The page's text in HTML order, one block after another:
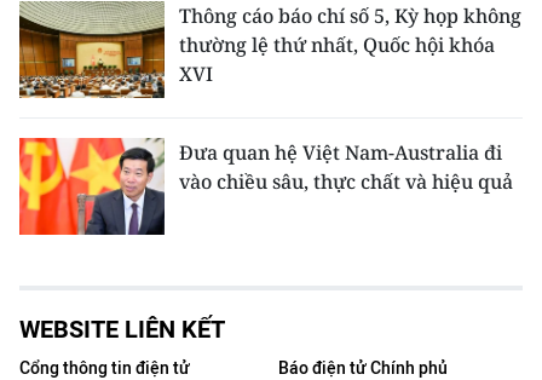
Thông cáo báo chí số 5, Kỳ họp không
thường lệ thứ nhất, Quốc hội khóa
XVI
Đưa quan hệ Việt Nam-Australia đi
vào chiều sâu, thực chất và hiệu quả
WEBSITE LIÊN KẾT
Cổng thông tin điện tử
Báo điện tử Chính phủ